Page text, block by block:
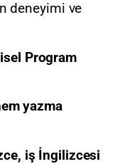
deneyimi ve
Program
yazma
iş İngilizcesi